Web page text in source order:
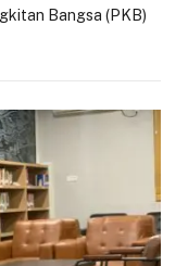
Bangsa (PKB)